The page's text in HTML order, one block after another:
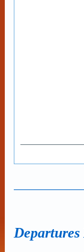
Departures